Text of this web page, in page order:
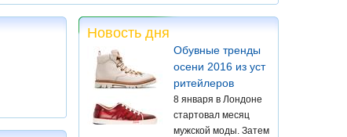
Новость дня
Обувные тренды
осени 2016 из уст
ритейлеров
8 января в Лондоне
стартовал месяц
мужской моды. Затем